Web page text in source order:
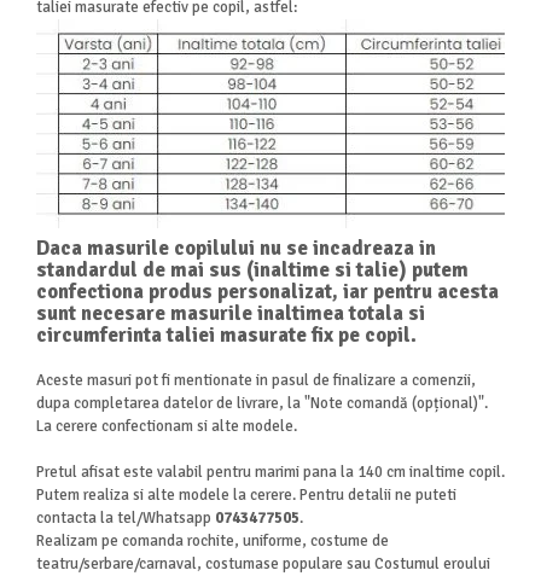
taliei masurate efectiv pe copil, astfel:
Daca masurile copilului nu se incadreaza in
standardul de mai sus (inaltime si talie) putem
confectiona produs personalizat, iar pentru acesta
sunt necesare masurile inaltimea totala si
circumferinta taliei masurate fix pe copil.
Aceste masuri pot fi mentionate in pasul de finalizare a comenzii,
dupa completarea datelor de livrare, la "Note comandă (opțional)".
La cerere confectionam si alte modele.
Pretul afisat este valabil pentru marimi pana la 140 cm inaltime copil.
Putem realiza si alte modele la cerere. Pentru detalii ne puteti
contacta la tel/Whatsapp 0743477505.
Realizam pe comanda rochite, uniforme, costume de
teatru/serbare/carnaval, costumase populare sau Costumul eroului